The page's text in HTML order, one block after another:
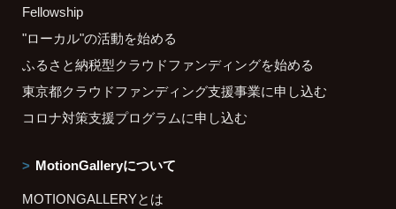
Fellowship
"ローカル"の活動を始める
ふるさと納税型クラウドファンディングを始める
東京都クラウドファンディング支援事業に申し込む
コロナ対策支援プログラムに申し込む
MotionGalleryについて
MOTIONGALLERYとは